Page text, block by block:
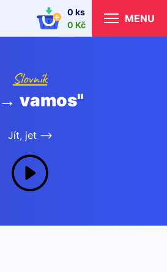
0 ks
0 Kč
MENU
Slovník
vamos"
Jít, jet -->